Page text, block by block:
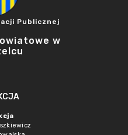
Publicznej
w